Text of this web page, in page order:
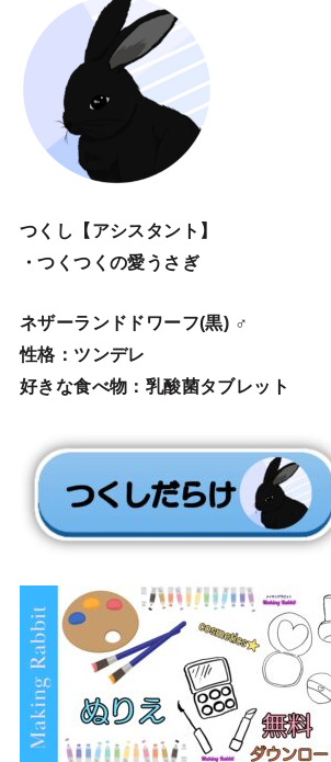
つくし【アシスタント】
・つくつくの愛うさぎ
ネザーランドドワーフ(黒) ♂
性格：ツンデレ
好きな食べ物：乳酸菌タブレット